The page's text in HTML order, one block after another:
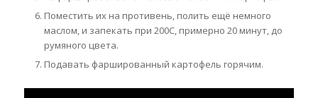
Поместить их на противень, полить ещё немного
маслом, и запекать при 200С, примерно 20 минут, до
румяного цвета.
Подавать фаршированный картофель горячим.